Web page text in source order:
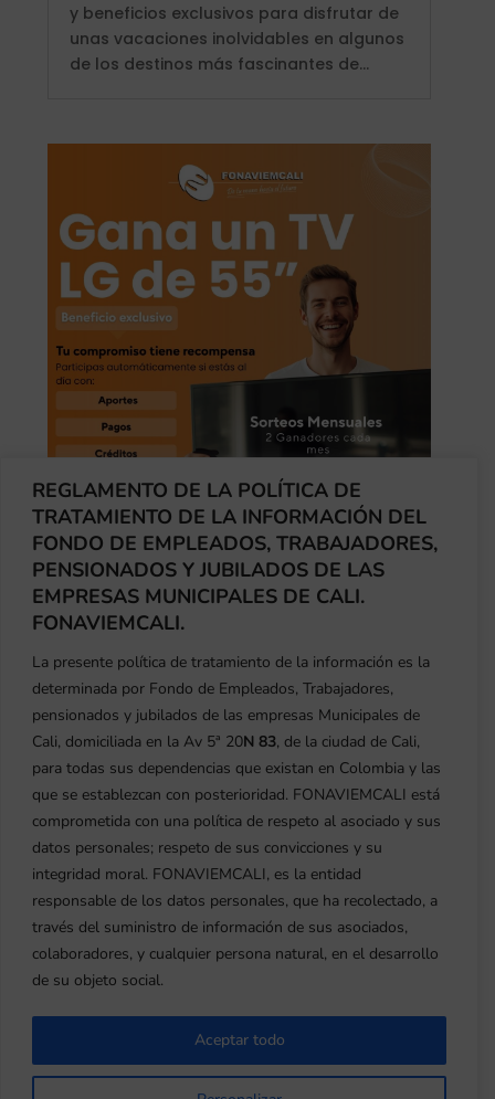
REGLAMENTO DE LA POLÍTICA DE
TRATAMIENTO DE LA INFORMACIÓN DEL
FONDO DE EMPLEADOS, TRABAJADORES,
PENSIONADOS Y JUBILADOS DE LAS
EMPRESAS MUNICIPALES DE CALI.
FONAVIEMCALI.
La presente política de tratamiento de la información es la
determinada por Fondo de Empleados, Trabajadores,
pensionados y jubilados de las empresas Municipales de
Cali, domiciliada en la Av 5ª 20N 83, de la ciudad de Cali,
para todas sus dependencias que existan en Colombia y las
que se establezcan con posterioridad. FONAVIEMCALI está
comprometida con una política de respeto al asociado y sus
datos personales; respeto de sus convicciones y su
integridad moral. FONAVIEMCALI, es la entidad
responsable de los datos personales, que ha recolectado, a
través del suministro de información de sus asociados,
colaboradores, y cualquier persona natural, en el desarrollo
de su objeto social.
Aceptar todo
y beneficios exclusivos para disfrutar de
unas vacaciones inolvidables en algunos
de los destinos más fascinantes de...
Ganadores Mes Abril 2026
porfonaviemcali |May 1, 2026 |Fonaviemcali
¡Asociados de Fonaviemcali! ¿Quieres ser
para este mes de mayo? ¡Es muy fácil!
Solo necesitas estar al día en tus
aportes, ahorros y créditos con el fondo,
máximo hasta el día 09 de cada mes.
Para nuestros nuevos asociados, solo...
Fonaviemcali Pasadía en Tardes Caleñas
Rozo